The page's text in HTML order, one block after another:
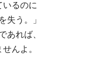
いるのに
失う。」
あれば、
んよ。